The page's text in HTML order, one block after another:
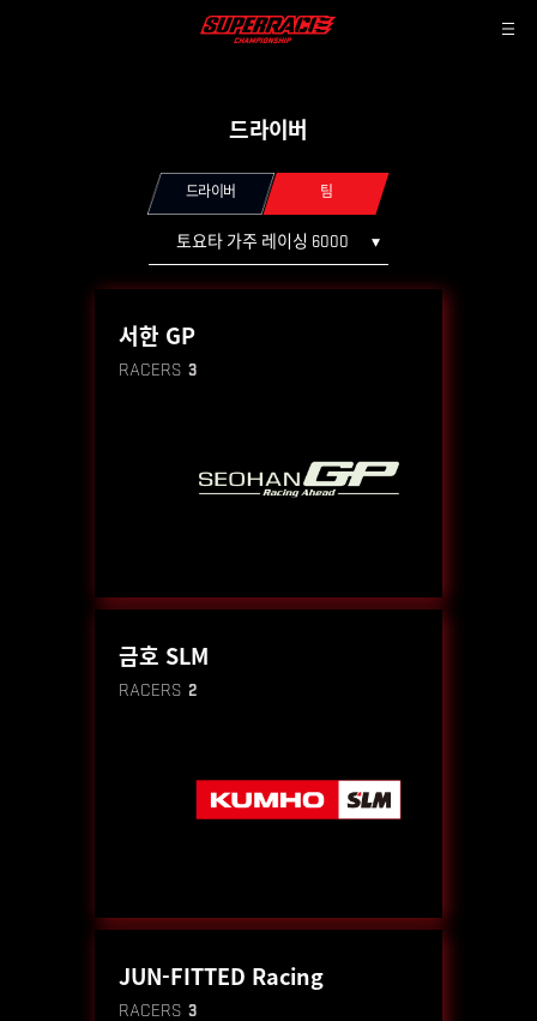
드라이버
드라이버 팀
토요타 가주 레이싱 6000
서한 GP
RACERS 3
금호 SLM
RACERS 2
JUN-FITTED Racing
RACERS 3